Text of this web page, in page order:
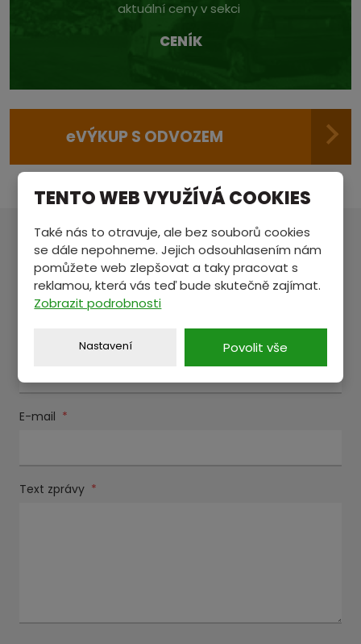
aktuální ceny v sekci
CENÍK
eVÝKUP S ODVOZEM
MÁTE NĚCO NA SRDCI?
Pošlete nám zprávu a my se vám ozveme.
Jméno a příjmení *
E-mail *
Text zprávy *
TENTO WEB VYUŽÍVÁ COOKIES
Také nás to otravuje, ale bez souborů cookies
se dále nepohneme. Jejich odsouhlasením nám
pomůžete web zlepšovat a taky pracovat s
reklamou, která vás teď bude skutečně zajímat.
Zobrazit podrobnosti
Nastavení Povolit vše